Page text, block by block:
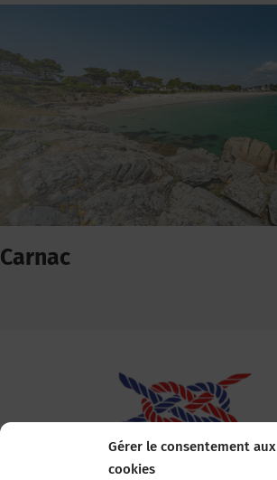
Gérer le consentement aux
cookies
Carnac